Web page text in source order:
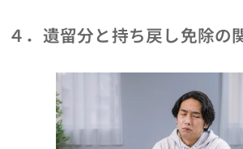
４．遺留分と持ち戻し免除の